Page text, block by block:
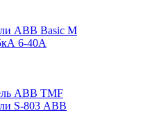
ABB Basic M
6-40А
ABB TMF
S-803 АВВ